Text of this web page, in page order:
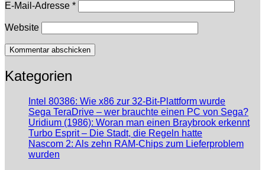
E-Mail-Adresse *
Website
Kategorien
Intel 80386: Wie x86 zur 32-Bit-Plattform wurde
Sega TeraDrive – wer brauchte einen PC von Sega?
Uridium (1986): Woran man einen Braybrook erkennt
Turbo Esprit – Die Stadt, die Regeln hatte
Nascom 2: Als zehn RAM-Chips zum Lieferproblem
wurden